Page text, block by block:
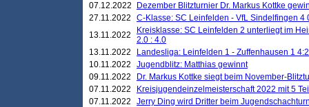
07.12.2022
Dezember Blitzturnier Dr. Markus Kottke
27.11.2022
C-Klasse: SC Leinfelden - VfL Sindelfingen 4
13.11.2022
Kreisklasse: SC Leinfelden 2 unterliegt im
2.0 : 4.0
13.11.2022
Landesliga: Leinfelden 1 - Zuffenhausen 1 4:2
10.11.2022
Jugendblitz: Matthias gewinnt
09.11.2022
Dr. Markus Kottke siegt beim November-
07.11.2022
Kreisjugendeinzelmeisterschaft 2022 mit 5
07.11.2022
Jerry Ding wird Dritter beim